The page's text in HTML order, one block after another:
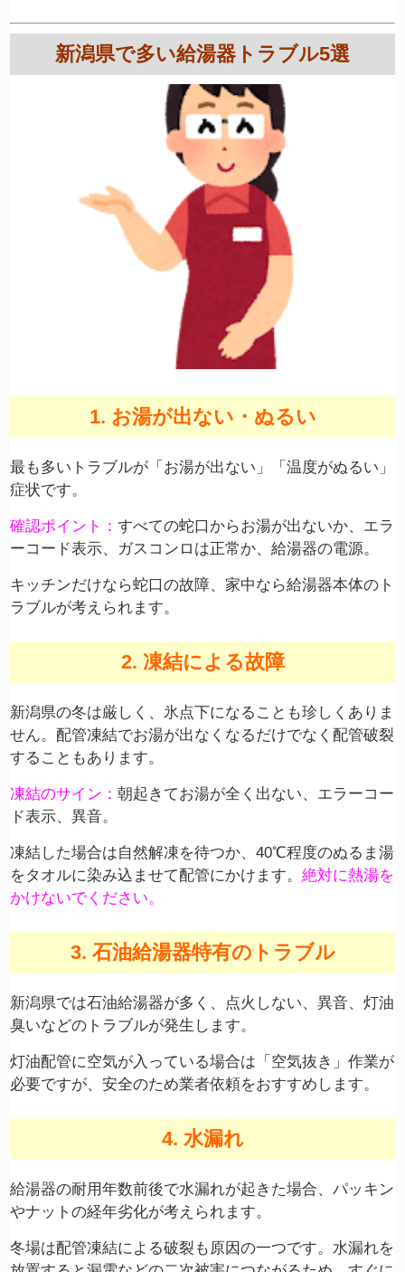
新潟県で多い給湯器トラブル5選
1. お湯が出ない・ぬるい
最も多いトラブルが「お湯が出ない」「温度がぬるい」
症状です。
確認ポイント：すべての蛇口からお湯が出ないか、エラ
ーコード表示、ガスコンロは正常か、給湯器の電源。
キッチンだけなら蛇口の故障、家中なら給湯器本体のト
ラブルが考えられます。
2. 凍結による故障
新潟県の冬は厳しく、氷点下になることも珍しくありま
せん。配管凍結でお湯が出なくなるだけでなく配管破裂
することもあります。
凍結のサイン：朝起きてお湯が全く出ない、エラーコー
ド表示、異音。
凍結した場合は自然解凍を待つか、40℃程度のぬるま湯
をタオルに染み込ませて配管にかけます。絶対に熱湯を
かけないでください。
3. 石油給湯器特有のトラブル
新潟県では石油給湯器が多く、点火しない、異音、灯油
臭いなどのトラブルが発生します。
灯油配管に空気が入っている場合は「空気抜き」作業が
必要ですが、安全のため業者依頼をおすすめします。
4. 水漏れ
給湯器の耐用年数前後で水漏れが起きた場合、パッキン
やナットの経年劣化が考えられます。
冬場は配管凍結による破裂も原因の一つです。水漏れを